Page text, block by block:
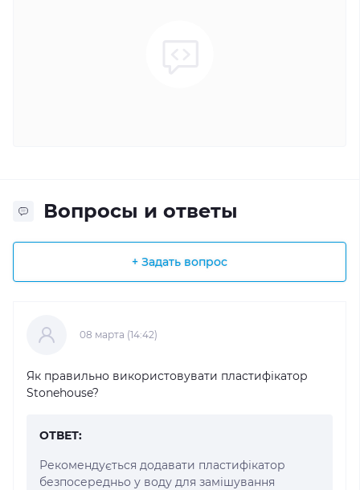
Вопросы и ответы
+ Задать вопрос
08 марта (14:42)
Як правильно використовувати пластифікатор
Stonehouse?
ОТВЕТ:
Рекомендується додавати пластифікатор
безпосередньо у воду для замішування